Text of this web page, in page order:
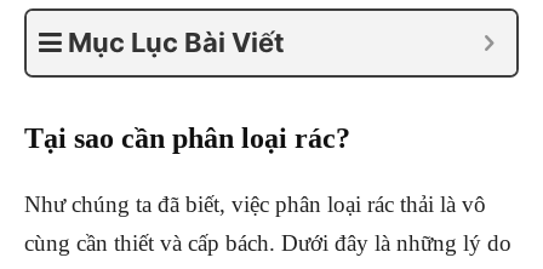
Mục Lục Bài Viết
Tại sao cần phân loại rác?
Như chúng ta đã biết, việc phân loại rác thải là vô
cùng cần thiết và cấp bách. Dưới đây là những lý do